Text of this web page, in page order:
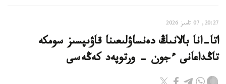
20:27, 07 تامىز 2026
اتا-انا بالانىڭ دەنساۋلىعىنا قاۋىپسىز سومكە
تاڭداعانى ءجون - ورتوپەد كەڭەسى